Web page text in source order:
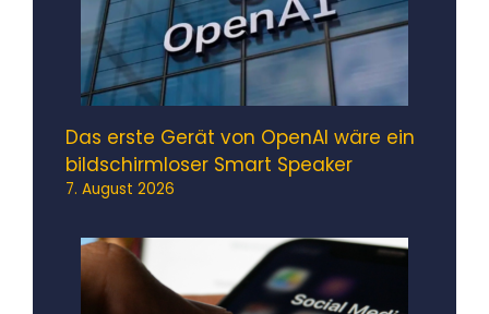
Das erste Gerät von OpenAI wäre ein
bildschirmloser Smart Speaker
7. August 2026